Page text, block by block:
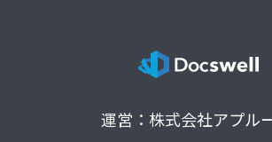
運営：株式会社アプル